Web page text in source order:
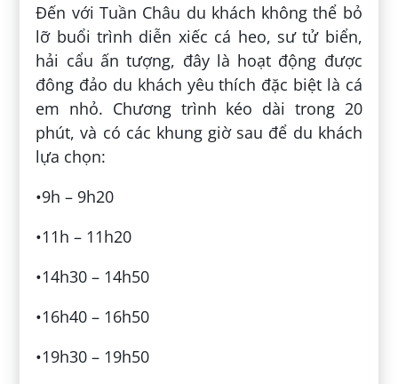
Đến với Tuần Châu du khách không thể bỏ
lỡ buổi trình diễn xiếc cá heo, sư tử biển,
hải cẩu ấn tượng, đây là hoạt động được
đông đảo du khách yêu thích đặc biệt là cá
em nhỏ. Chương trình kéo dài trong 20
phút, và có các khung giờ sau để du khách
lựa chọn:
•9h – 9h20
•11h – 11h20
•14h30 – 14h50
•16h40 – 16h50
•19h30 – 19h50